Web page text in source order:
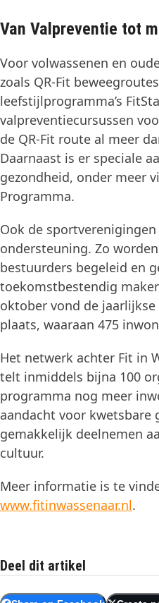
Van Valpreventie tot
Voor volwassenen en
zoals QR-Fit
leefstijlprogramma’s
valpreventiecursussen
de QR-Fit route al meer
Daarnaast is er speciale
gezondheid, onder meer
Programma.
Ook de
ondersteuning. Zo
bestuurders begeleid en
toekomstbestendig
oktober vond de jaarlijkse
plaats, waaraan 475
Het netwerk achter Fit in
telt inmiddels bijna 100
programma nog meer
aandacht voor kwetsbare
gemakkelijk deelnemen
cultuur.
Meer informatie is te
www.fitinwassenaar.nl.
Deel dit artikel